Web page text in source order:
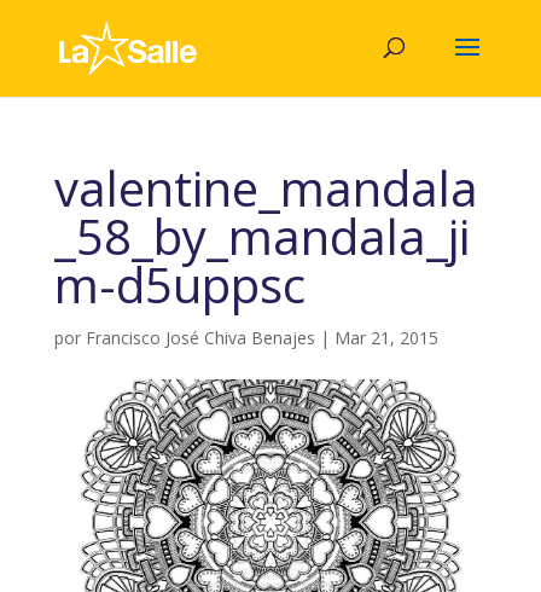
valentine_mandala
_58_by_mandala_ji
m-d5uppsc
por Francisco José Chiva Benajes | Mar 21, 2015